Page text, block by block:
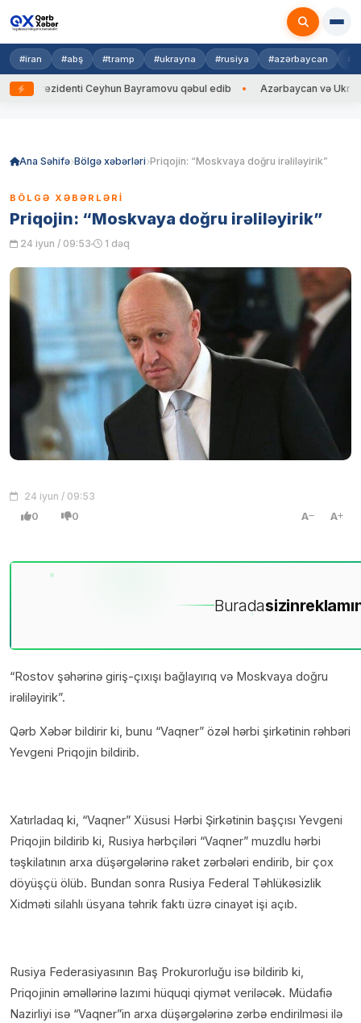
#iran #abş #tramp #ukrayna #rusiya #azərbaycan
Ceyhun Bayramovu qəbul edib Azərbaycan və Ukrayna XİN
Ana Səhifə Bölgə xəbərləri Priqojin: “Moskvaya doğru irəliləyirik”
BÖLGƏ XƏBƏRLƏRI
Priqojin: “Moskvaya doğru irəliləyirik”
24 iyun / 09:53 1 dəq
24 iyun / 09:53
0 0 A A
Buradasizin
“Rostov şəhərinə giriş-çıxışı bağlayırıq və Moskvaya doğru
irəliləyirik”.
Qərb Xəbər bildirir ki, bunu “Vaqner” özəl hərbi şirkətinin rəhbəri
Yevgeni Priqojin bildirib.
Xatırladaq ki, “Vaqner” Xüsusi Hərbi Şirkətinin başçısı Yevgeni
Priqojin bildirib ki, Rusiya hərbçiləri “Vaqner” muzdlu hərbi
təşkilatının arxa düşərgələrinə raket zərbələri endirib, bir çox
döyüşçü ölüb. Bundan sonra Rusiya Federal Təhlükəsizlik
Xidməti silahlı üsyana təhrik faktı üzrə cinayət işi açıb.
Rusiya Federasiyasının Baş Prokurorluğu isə bildirib ki,
Priqojinin əməllərinə lazımi hüquqi qiymət veriləcək. Müdafiə
Nazirliyi isə “Vaqner”in arxa düşərgələrinə zərbə endirilməsi ilə